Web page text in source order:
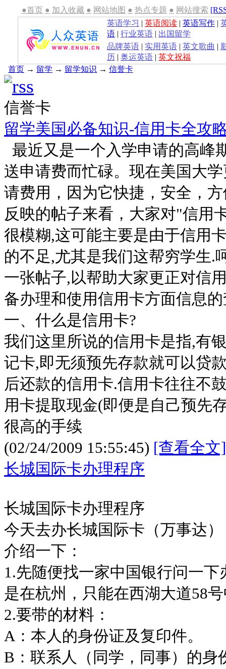
●首页 ● 加入收藏 ● 网站地图 ● 热点专题 ● 网站搜索
英语学习 | 英语阅读 | 英语写作 |
语 | 行业英语 | 出国留学
品牌英语 | 实用英语 | 英文歌曲 |
历 | 奥运英语 | 英文祝福
首页 → 留学 → 留学知识 → 信誉卡
信誉卡
留学美国必备知识-信用卡全攻
最近又是一个入学申请的高峰
送申请费而忙碌。现在美国大
请费用，因为它快捷，安全，
反映的帖子来看，大家对"信用
很模糊,这可能主要是由于信用
的不足,尤其是我们这帮穷学生.
一张帖子,以帮助大家更正对信
备办理和使用信用卡方面信息
一、什么是信用卡?
我们这里所说的信用卡是指,有
记卡,即无须预先存款就可以贷
后还款的信用卡.信用卡往往不
用卡提取现金(即便是自己预先
很高的手续
(02/24/2009 15:55:45) [查看全文]
长城国际卡办理程序
长城国际卡办理程序
今天去办长城国际卡（万事达
介绍一下：
1.先随便找一家中国银行问一
是在杭州，只能在西湖大道58
2.要带的材料：
A：本人的身份证及复印件。
B：联系人（同学，同事）的身